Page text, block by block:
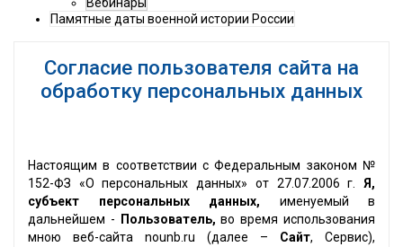
Вебинары
Памятные даты военной истории России
Согласие пользователя сайта на
обработку персональных данных
Настоящим в соответствии с Федеральным законом №
152-ФЗ «О персональных данных» от 27.07.2006 г. Я,
субъект персональных данных, именуемый в
дальнейшем -
Пользователь, во время использования
мною веб-сайта nounb.ru (далее – Сайт, Сервис),